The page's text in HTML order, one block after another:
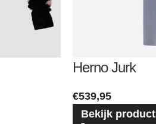
Herno Jurk
€539,95
Bekijk product